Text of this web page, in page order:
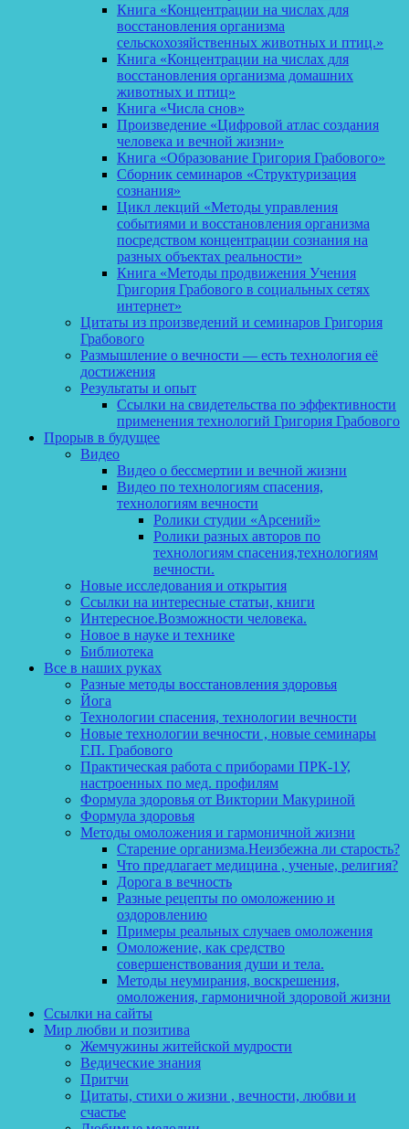
Книга «Концентрации на числах для
восстановления организма
сельскохозяйственных животных и птиц.»
Книга «Концентрации на числах для
восстановления организма домашних
животных и птиц»
Книга «Числа снов»
Произведение «Цифровой атлас создания
человека и вечной жизни»
Книга «Образование Григория Грабового»
Сборник семинаров «Структуризация
сознания»
Цикл лекций «Методы управления
событиями и восстановления организма
посредством концентрации сознания на
разных объектах реальности»
Книга «Методы продвижения Учения
Григория Грабового в социальных сетях
интернет»
Цитаты из произведений и семинаров Григория
Грабового
Размышление о вечности — есть технология её
достижения
Результаты и опыт
Ссылки на свидетельства по эффективности
применения технологий Григория Грабового
Прорыв в будущее
Видео
Видео о бессмертии и вечной жизни
Видео по технологиям спасения,
технологиям вечности
Ролики студии «Арсений»
Ролики разных авторов по
технологиям спасения,технологиям
вечности.
Новые исследования и открытия
Ссылки на интересные статьи, книги
Интересное.Возможности человека.
Новое в науке и технике
Библиотека
Все в наших руках
Разные методы восстановления здоровья
Йога
Технологии спасения, технологии вечности
Новые технологии вечности , новые семинары
Г.П. Грабового
Практическая работа с приборами ПРК-1У,
настроенных по мед. профилям
Формула здоровья от Виктории Макуриной
Формула здоровья
Методы омоложения и гармоничной жизни
Старение организма.Неизбежна ли старость?
Что предлагает медицина , ученые, религия?
Дорога в вечность
Разные рецепты по омоложению и
оздоровлению
Примеры реальных случаев омоложения
Омоложение, как средство
совершенствования души и тела.
Методы неумирания, воскрешения,
омоложения, гармоничной здоровой жизни
Ссылки на сайты
Мир любви и позитива
Жемчужины житейской мудрости
Ведические знания
Притчи
Цитаты, стихи о жизни , вечности, любви и
счастье